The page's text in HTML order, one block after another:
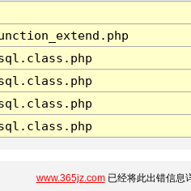
www.365jz.com已经将此出错信息